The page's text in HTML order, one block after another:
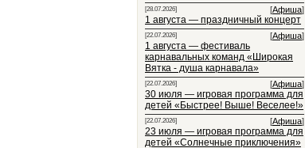
[28.07.2026] [Афиша]
1 августа — праздничный концерт
[22.07.2026] [Афиша]
1 августа — фестиваль
карнавальных команд «Широкая
Вятка - душа карнавала»
[22.07.2026] [Афиша]
30 июля — игровая программа для
детей «Быстрее! Выше! Веселее!»
[22.07.2026] [Афиша]
23 июля — игровая программа для
детей «Солнечные приключения»